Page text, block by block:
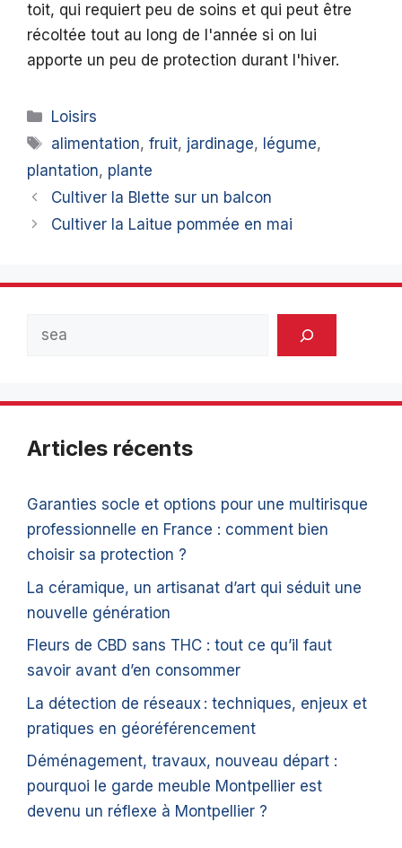
toit, qui requiert peu de soins et qui peut être
récoltée tout au long de l'année si on lui
apporte un peu de protection durant l'hiver.
Catégories
Loisirs
Étiquettes
alimentation,fruit, jardinage, légume,
plantation, plante
Cultiver la Blette sur un balcon
Cultiver la Laitue pommée en mai
Articles récents
Garanties socle et options pour une multirisque
professionnelle en France : comment bien
choisir sa protection ?
La céramique, un artisanat d’art qui séduit une
nouvelle génération
Fleurs de CBD sans THC : tout ce qu’il faut
savoir avant d’en consommer
La détection de réseaux : techniques, enjeux et
pratiques en géoréférencement
Déménagement, travaux, nouveau départ :
pourquoi le garde meuble Montpellier est
devenu un réflexe à Montpellier ?